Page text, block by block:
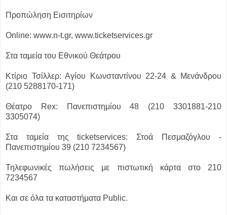
Προπώληση Εισιτηρίων
Online: www.n-t.gr, www.ticketservices.gr
Στα ταμεία του Εθνικού Θεάτρου
Κτίριο Τσίλλερ: Αγίου Κωνσταντίνου 22-24 & Μενάνδρου
(210 5288170-171)
Θέατρο Rex: Πανεπιστημίου 48 (210 3301881-210
3305074)
Στα ταμεία της ticketservices: Στοά Πεσμαζόγλου -
Πανεπιστημίου 39 (210 7234567)
Τηλεφωνικές πωλήσεις με πιστωτική κάρτα στο 210
7234567
Και σε όλα τα καταστήματα Public.